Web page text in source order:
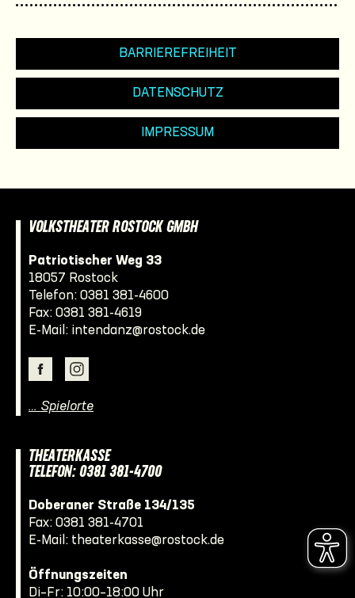
BARRIEREFREIHEIT
DATENSCHUTZ
IMPRESSUM
VOLKSTHEATER ROSTOCK GMBH
Patriotischer Weg 33
18057 Rostock
Telefon: 0381 381-4600
Fax: 0381 381-4619
E-Mail: intendanz@rostock.de
… Spielorte
THEATERKASSE
TELEFON: 0381 381-4700
Doberaner Straße 134/135
Fax: 0381 381-4701
E-Mail: theaterkasse@rostock.de
Öffnungszeiten
Di–Fr: 10:00–18:00 Uhr